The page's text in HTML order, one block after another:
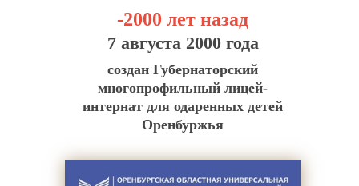
-2000 лет назад
7 августа 2000 года
создан Губернаторский
многопрофильный лицей-
интернат для одаренных детей
Оренбуржья